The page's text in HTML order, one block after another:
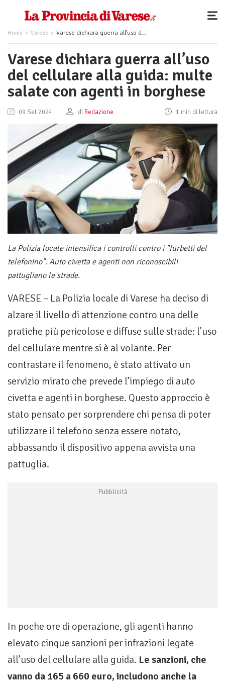
Home Varese Varese dichiara guerra all’uso del cellulare alla guida: multe salate con agenti in borghese
Varese dichiara guerra all’uso
del cellulare alla guida: multe
salate con agenti in borghese
09 Set 2024 di Redazione 1 min di lettura
La Polizia locale intensifica i controlli contro i "furbetti del
telefonino". Auto civetta e agenti non riconoscibili
pattugliano le strade.
VARESE – La Polizia locale di Varese ha deciso di
alzare il livello di attenzione contro una delle
pratiche più pericolose e diffuse sulle strade: l’uso
del cellulare mentre si è al volante. Per
contrastare il fenomeno, è stato attivato un
servizio mirato che prevede l’impiego di auto
civetta e agenti in borghese. Questo approccio è
stato pensato per sorprendere chi pensa di poter
utilizzare il telefono senza essere notato,
abbassando il dispositivo appena avvista una
pattuglia.
In poche ore di operazione, gli agenti hanno
elevato cinque sanzioni per infrazioni legate
all’uso del cellulare alla guida. Le sanzioni, che
vanno da 165 a 660 euro, includono anche la